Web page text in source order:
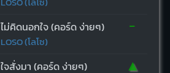
ไม่คิดนอกใจ (คอร์ด ง่ายๆ)
LOSO (โลโซ)
-
ใจสั่งมา (คอร์ด ง่ายๆ) ▲